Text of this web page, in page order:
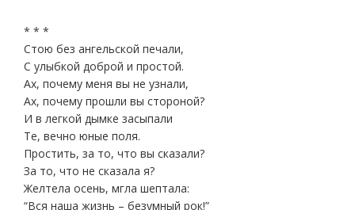
* * *
Стою без ангельской печали,
С улыбкой доброй и простой.
Ах, почему меня вы не узнали,
Ах, почему прошли вы стороной?
И в легкой дымке засыпали
Те, вечно юные поля.
Простить, за то, что вы сказали?
За то, что не сказала я?
Желтела осень, мгла шептала:
“Вся наша жизнь – безумный рок!”